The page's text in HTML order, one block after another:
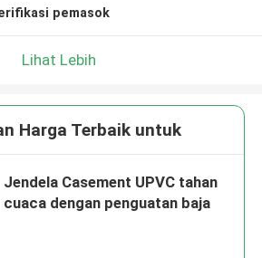
pemasok
Lihat Lebih
Harga Terbaik untuk
Jendela Casement UPVC tahan
cuaca dengan penguatan baja